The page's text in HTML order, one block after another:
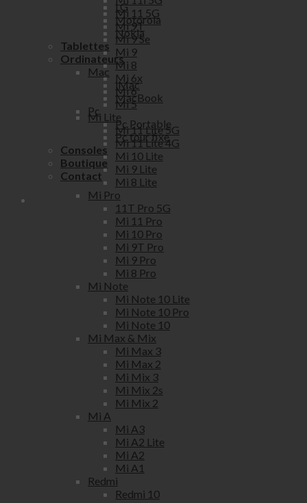
LG
Motorola
Nokia
Tablettes
Ordinateurs
Mac
iMac
MacBook
Pc
Pc Portable
Pc tour fixe
Consoles
Boutique
Contact
Mi 11 5G
Mi 9T
Mi 9 Se
Mi 9
Mi 8
Mi 6x
Mi 6
Mi 5
Mi Lite
Mi 11 Lite 5G
Mi 11 Lite 4G
Mi 10 Lite
Mi 9 Lite
Mi 8 Lite
Mi Pro
11T Pro 5G
Mi 11 Pro
Mi 10 Pro
Mi 9T Pro
Mi 9 Pro
Mi 8 Pro
Mi Note
Mi Note 10 Lite
Mi Note 10 Pro
Mi Note 10
Mi Max & Mix
Mi Max 3
Mi Max 2
Mi Mix 3
Mi Mix 2s
Mi Mix 2
Mi A
Mi A3
Mi A2 Lite
Mi A2
Mi A1
Redmi
Redmi 10